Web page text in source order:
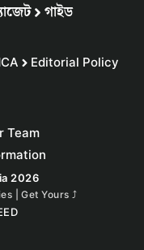
গাইড
Editorial Policy
Team
2026
| Get Yours⤴︎